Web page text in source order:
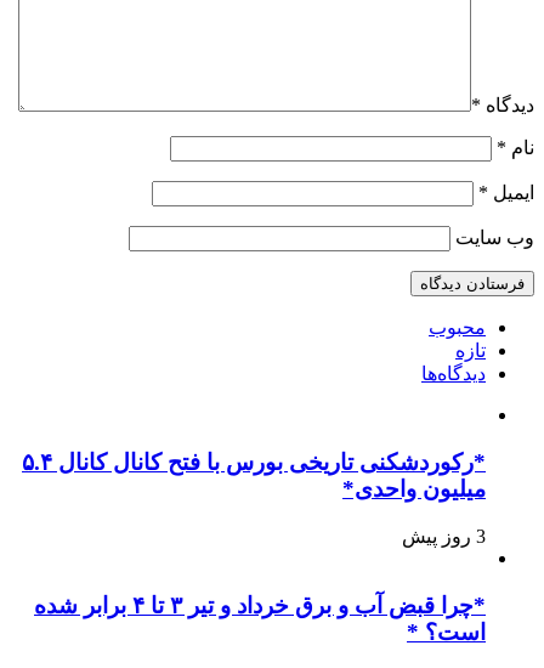
دیدگاه *
نام *
ایمیل *
وب‌ سایت
محبوب
تازه
دیدگاه‌ها
*رکوردشکنی تاریخی بورس با فتح کانال کانال ۵.۴
میلیون واحدی*
3 روز پیش
*چرا قبض آب و برق خرداد و تیر ۳ تا ۴ برابر شده
است؟ *